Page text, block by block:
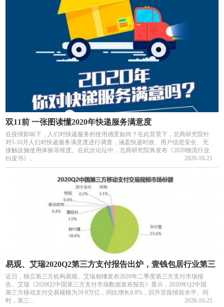
双11前 一张图读懂2020年快递服务满意度
在疫情影响下，人们对快递服务的使用感受如何？在此背景下，北商研究院针
对1-10月人们对快递服务满意度进行调查，涵盖快递时效、用户信息安全、无
接触设施使用体验等维度。在此次论坛中，北商研究院将发布《2020物流行业
白皮书》。
2020-10-21
易观、艾瑞2020Q2第三方支付报告出炉，壹钱包居行业第三
近日，独立第三方机构易观、艾瑞相继发布2020年二季度第三方支付市场报
告。艾瑞《2020Q2中国第三方支付市场数据发布报告》显示，2020年Q2中国
第三方移动支付交易规模为59 8万亿，同比增长8 8%，回升至疫情前水平。同
时，第三...
2020-10-21